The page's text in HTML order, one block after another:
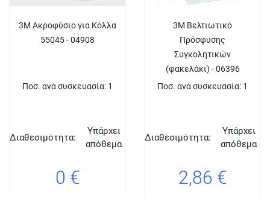
3M Ακροφύσιο για Κόλλα
55045 - 04908
Ποσ. ανά συσκευασία: 1
Διαθεσιμότητα:
Υπάρχει
απόθεμα
0 €
3M Βελτιωτικό
Πρόσφυσης
Συγκολητικών
(φακελάκι) - 06396
Ποσ. ανά συσκευασία: 1
Διαθεσιμότητα:
Υπάρχει
απόθεμα
2,86 €